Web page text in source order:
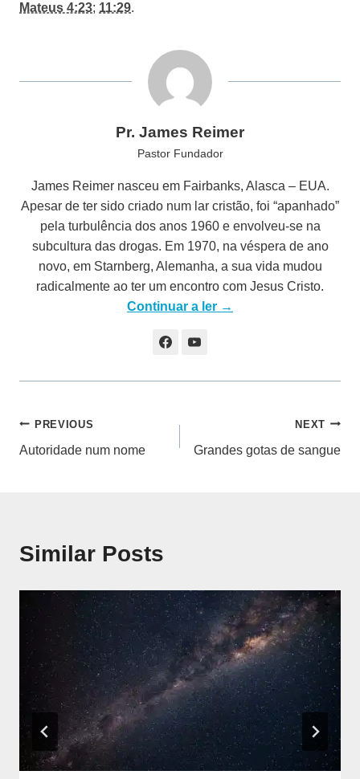
Mateus 4:23; 11:29.
Pr. James Reimer
Pastor Fundador
James Reimer nasceu em Fairbanks, Alasca – EUA.
Apesar de ter sido criado num lar cristão, foi “apanhado”
pela turbulência dos anos 1960 e envolveu-se na
subcultura das drogas. Em 1970, na véspera de ano
novo, em Starnberg, Alemanha, a sua vida mudou
radicalmente ao ter um encontro com Jesus Cristo.
Continuar a ler →
Navegação
de
PREVIOUS
Autoridade num nome
NEXT
Grandes gotas de sangue
Similar Posts